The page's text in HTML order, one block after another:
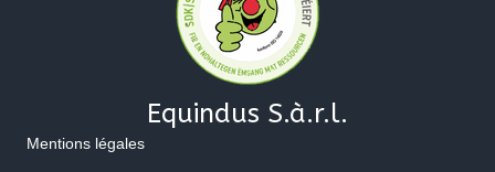
Equindus S.à.r.l.
Mentions légales